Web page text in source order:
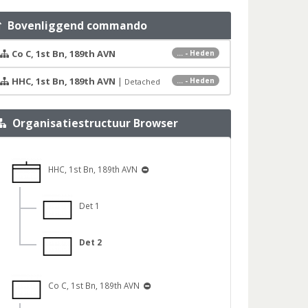
Bovenliggend commando
... - Heden
Co C, 1st Bn, 189th AVN
... - Heden
HHC, 1st Bn, 189th AVN | Detached
Organisatiestructuur Browser
HHC, 1st Bn, 189th AVN
Det 1
Det 2
Co C, 1st Bn, 189th AVN